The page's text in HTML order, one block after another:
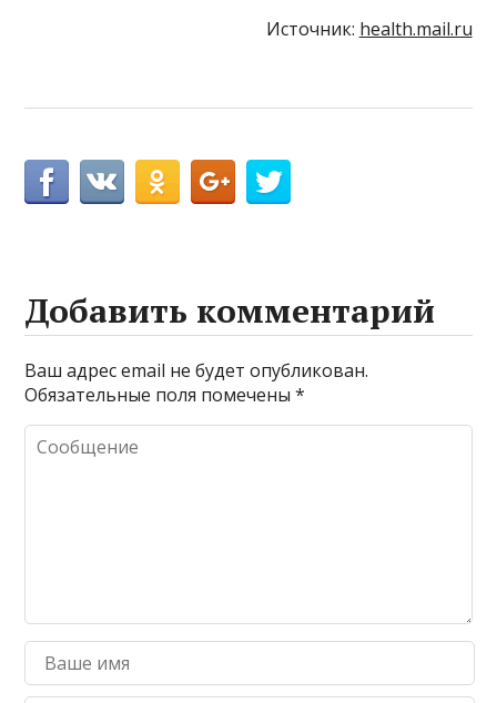
Источник: health.mail.ru
Добавить комментарий
Ваш адрес email не будет опубликован.
Обязательные поля помечены*